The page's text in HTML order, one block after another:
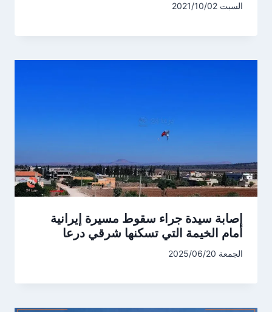
السبت 2021/10/02
إصابة سيدة جراء سقوط مسيرة إيرانية
أمام الخيمة التي تسكنها شرقي درعا
الجمعة 2025/06/20